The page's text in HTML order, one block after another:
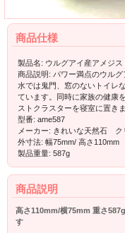
商品仕様
製品名: ウルグアイ産アメジ
商品説明: パワー満点のウル
水では鬼門、窓のないトイレ
ています。同時に家族の健康
ストクラスターを寝室に置き
型番: ame587
メーカー: きれいな天然石 ク
外寸法: 幅75mm/ 高さ110mm
製品重量: 587g
商品説明
高さ110mm/横75mm 重さ
す